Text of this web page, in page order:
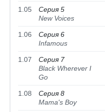
1.05
Серия 5
New Voices
1.06
Серия 6
Infamous
1.07
Серия 7
Black Wherever I
Go
1.08
Серия 8
Mama's Boy